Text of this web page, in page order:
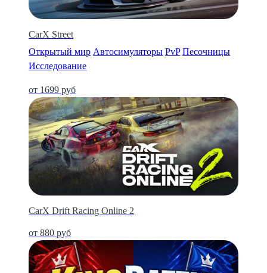
CarX Street
Открытый мир Автосимуляторы PvP Песочницы
Исследование
от 1699 руб
CarX Drift Racing Online 2
от 880 руб